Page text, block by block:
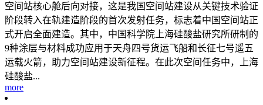
空间站核心舱后向对接，这是我国空间站建设从关键技术验证
阶段转入在轨建造阶段的首次发射任务，标志着中国空间站正
式开启全面建造。其中，中国科学院上海硅酸盐研究所研制的
9种涂层与材料成功应用于天舟四号货运飞船和长征七号遥五
运载火箭，助力空间站建设新征程。在此次空间任务中，上海
硅酸盐...
more